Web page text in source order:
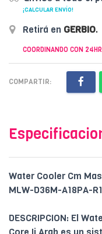
¡CALCULAR ENVÍO!
Retirá en GERBIO.
COORDINANDO CON
COMPARTIR:
Water Cooler Cm
MLW-D36M-A18PA-R1
DESCRIPCION: El